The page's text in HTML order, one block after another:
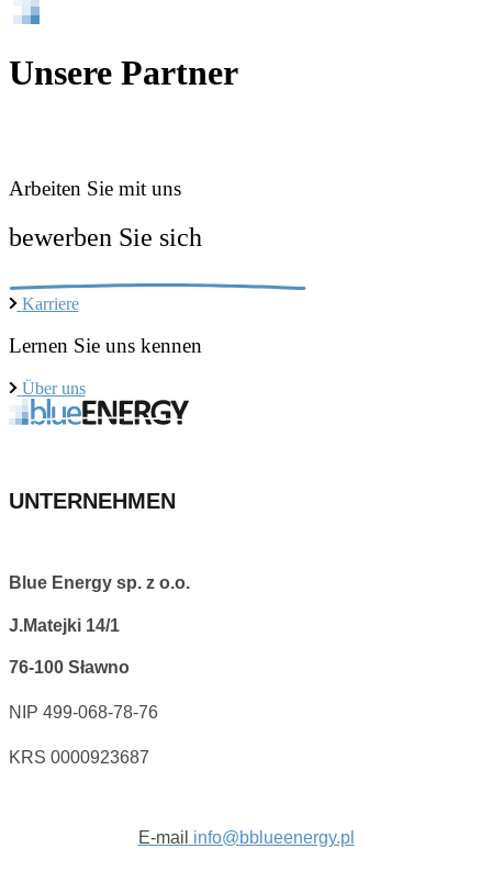
Unsere Partner
Arbeiten Sie mit uns
bewerben Sie sich
Karriere
Lernen Sie uns kennen
Über uns
UNTERNEHMEN
Blue Energy sp. z o.o.
J.Matejki 14/1
76-100 Sławno
NIP 499-068-78-76
KRS 0000923687
E-mail info@bblueenergy.pl